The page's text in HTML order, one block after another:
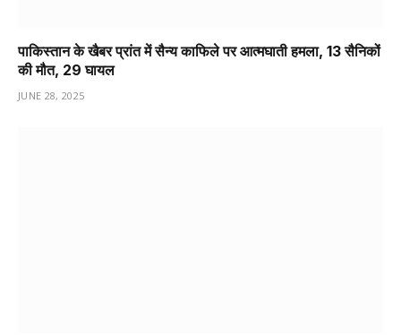
पाकिस्तान के खैबर प्रांत में सैन्य काफिले पर आत्मघाती हमला, 13 सैनिकों
की मौत, 29 घायल
JUNE 28, 2025